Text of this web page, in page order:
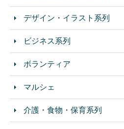
デザイン・イラスト系列
ビジネス系列
ボランティア
マルシェ
介護・食物・保育系列